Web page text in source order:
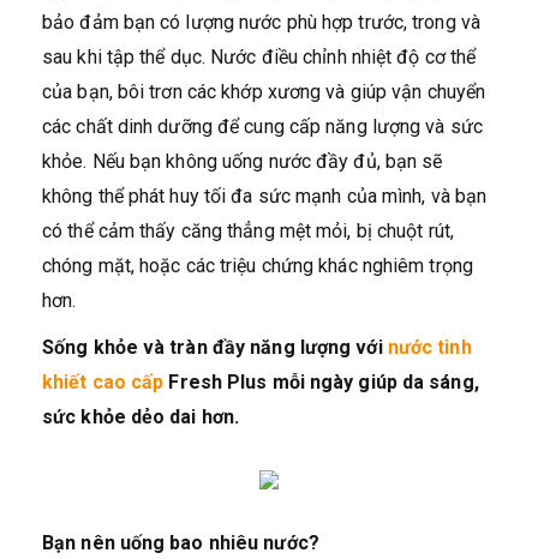
bảo đảm bạn có lượng nước phù hợp trước, trong và
sau khi tập thể dục. Nước điều chỉnh nhiệt độ cơ thể
của bạn, bôi trơn các khớp xương và giúp vận chuyển
các chất dinh dưỡng để cung cấp năng lượng và sức
khỏe. Nếu bạn không uống nước đầy đủ, bạn sẽ
không thể phát huy tối đa sức mạnh của mình, và bạn
có thể cảm thấy căng thẳng mệt mỏi, bị chuột rút,
chóng mặt, hoặc các triệu chứng khác nghiêm trọng
hơn.
Sống khỏe và tràn đầy năng lượng với nước tinh
khiết cao cấp Fresh Plus mỗi ngày giúp da sáng,
sức khỏe dẻo dai hơn.
Bạn nên uống bao nhiêu nước?